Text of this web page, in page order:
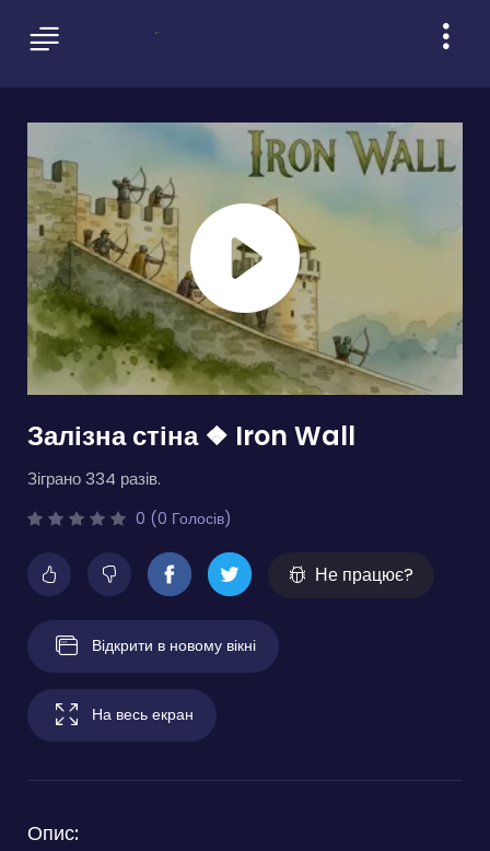
Залізна стіна ❖ Iron Wall
Зіграно 334 разів.
0 (0 Голосів)
Не працює?
Відкрити в новому вікні
На весь екран
Опис: